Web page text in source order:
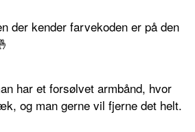
der kender farvekoden er på den
har et forsølvet armbånd, hvor
og man gerne vil fjerne det helt.